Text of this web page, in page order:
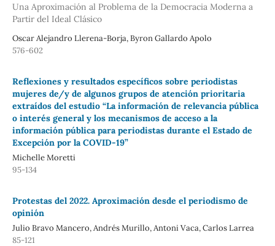
Una Aproximación al Problema de la Democracia Moderna a
Partir del Ideal Clásico
Oscar Alejandro Llerena-Borja, Byron Gallardo Apolo
576-602
Reflexiones y resultados específicos sobre periodistas
mujeres de/y de algunos grupos de atención prioritaria
extraídos del estudio “La información de relevancia pública
o interés general y los mecanismos de acceso a la
información pública para periodistas durante el Estado de
Excepción por la COVID-19”
Michelle Moretti
95-134
Protestas del 2022. Aproximación desde el periodismo de
opinión
Julio Bravo Mancero, Andrés Murillo, Antoni Vaca, Carlos Larrea
85-121